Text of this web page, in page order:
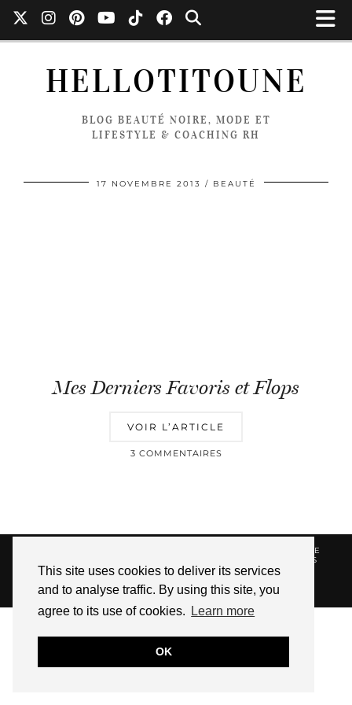
This site uses cookies to deliver its services
and to analyse traffic. By using this site, you
agree to its use of cookies.
Learn more
OK
HELLOTITOUNE
BLOG BEAUTÉ NOIRE, MODE ET
LIFESTYLE & COACHING RH
17 NOVEMBRE 2013 BEAUTÉ
Mes Derniers Favoris et Flops
VOIR L’ARTICLE
3 COMMENTAIRES
POLITIQUE DE
LIENS
AFFILIES
WEBSITE DESIGN BYpipdig